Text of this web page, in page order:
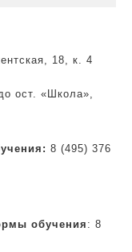
18, к. 4
ост. «Школа»,
8 (495) 376
обучения : 8